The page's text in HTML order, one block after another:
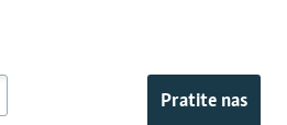
Pratite nas